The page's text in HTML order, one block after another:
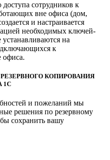
сотрудников к
вне офиса (дом,
и настраивается
необходимых ключей-
на
к
офиса.
КОПИРОВАНИЯ
1С
и пожеланий мы
решения по резервному
сохранить вашу